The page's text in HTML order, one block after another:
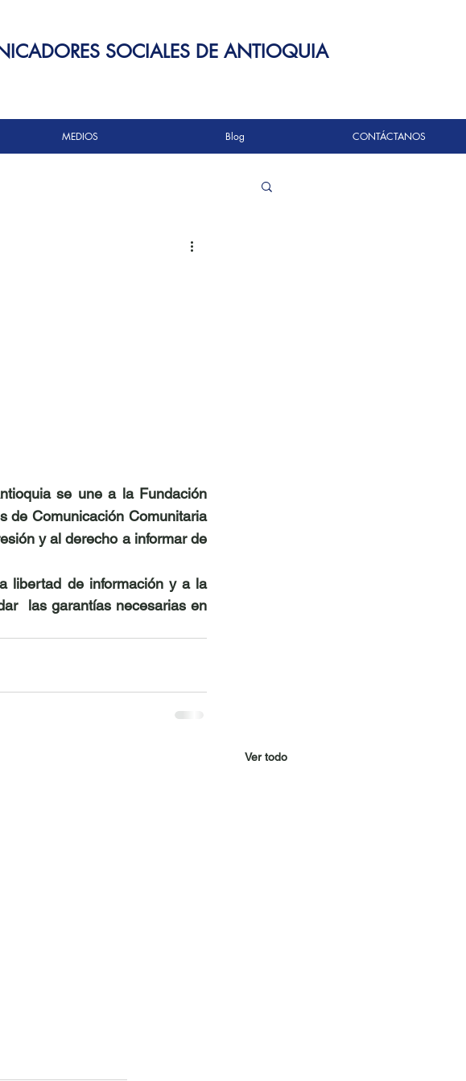
SOCIALES DE ANTIOQUIA
MEDIOS Blog CONTÁCTANOS
se une a la Fundación
de Comunicación Comunitaria
y al derecho a informar de
libertad de información y a la
las garantías necesarias en
Ver todo